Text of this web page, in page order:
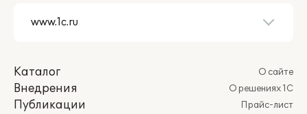
Каталог
Внедрения
Публикации
О сайте
О решениях 1С
Прайс-лист